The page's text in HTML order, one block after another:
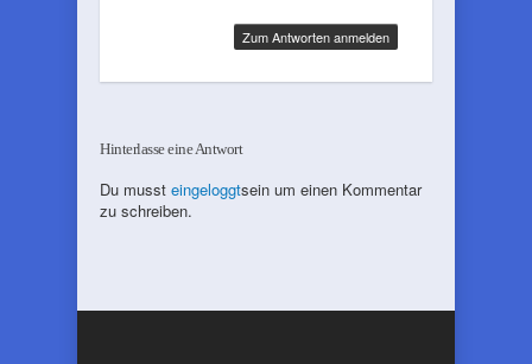
Zum Antworten anmelden
Hinterlasse eine Antwort
Du musst eingeloggtsein um einen Kommentar
zu schreiben.